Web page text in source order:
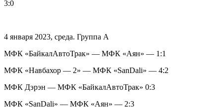
3:0
4 января 2023, среда. Группа A
МФК «БайкалАвтоТрак» — МФК «Аян» — 1:1
МФК «Навбахор — 2» — МФК «SanDali» — 4:2
МФК Дэрэн — МФК «БайкалАвтоТрак» 0:3
МФК «SanDali» — МФК «Аян» — 2:3